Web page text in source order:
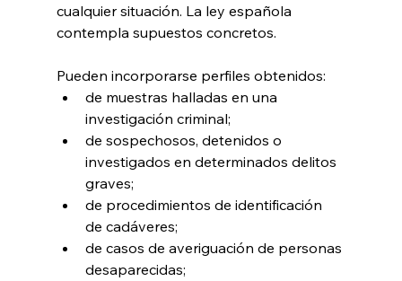
cualquier situación. La ley española
contempla supuestos concretos.
Pueden incorporarse perfiles obtenidos:
de muestras halladas en una
investigación criminal;
de sospechosos, detenidos o
investigados en determinados delitos
graves;
de procedimientos de identificación
de cadáveres;
de casos de averiguación de personas
desaparecidas;